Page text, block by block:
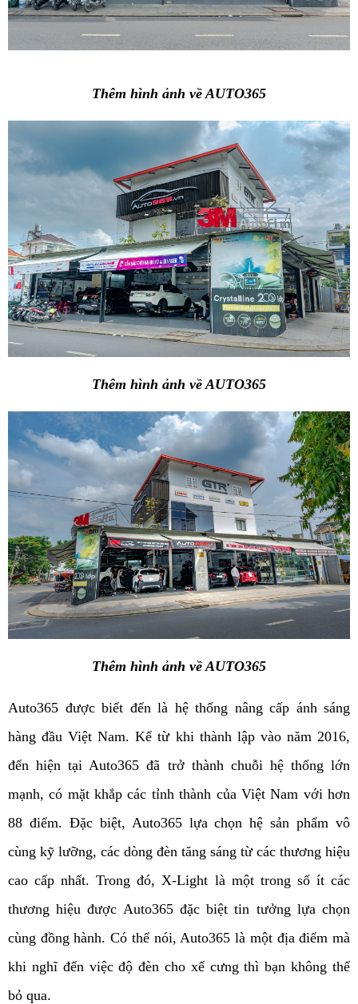
Thêm hình ảnh về AUTO365
Thêm hình ảnh về AUTO365
Thêm hình ảnh về AUTO365
Auto365 được biết đến là hệ thống nâng cấp ánh sáng
hàng đầu Việt Nam. Kể từ khi thành lập vào năm 2016,
đến hiện tại Auto365 đã trở thành chuỗi hệ thống lớn
mạnh, có mặt khắp các tỉnh thành của Việt Nam với hơn
88 điểm. Đặc biệt, Auto365 lựa chọn hệ sản phẩm vô
cùng kỹ lưỡng, các dòng đèn tăng sáng từ các thương hiệu
cao cấp nhất. Trong đó, X-Light là một trong số ít các
thương hiệu được Auto365 đặc biệt tin tưởng lựa chọn
cùng đồng hành. Có thể nói, Auto365 là một địa điểm mà
khi nghĩ đến việc độ đèn cho xế cưng thì bạn không thể
bỏ qua.